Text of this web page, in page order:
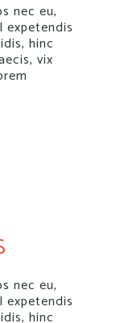
nec eu,
expetendis
hinc
vix
nec eu,
expetendis
hinc